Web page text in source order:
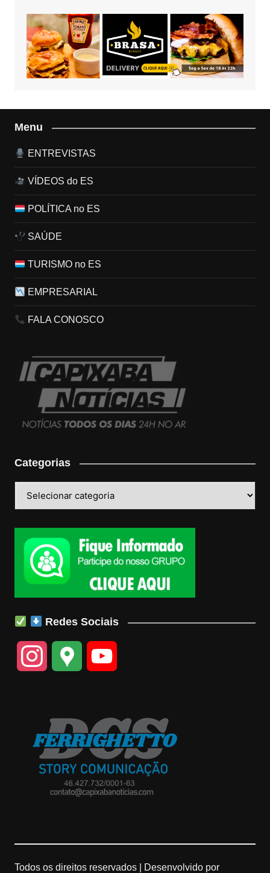
Menu
ENTREVISTAS
VÍDEOS do ES
POLÍTICA no ES
SAÚDE
TURISMO no ES
EMPRESARIAL
FALA CONOSCO
Categorias
Redes Sociais
s
t
a
a
g
l
a
T
u
C
Todos os direitos reservados | Desenvolvido por